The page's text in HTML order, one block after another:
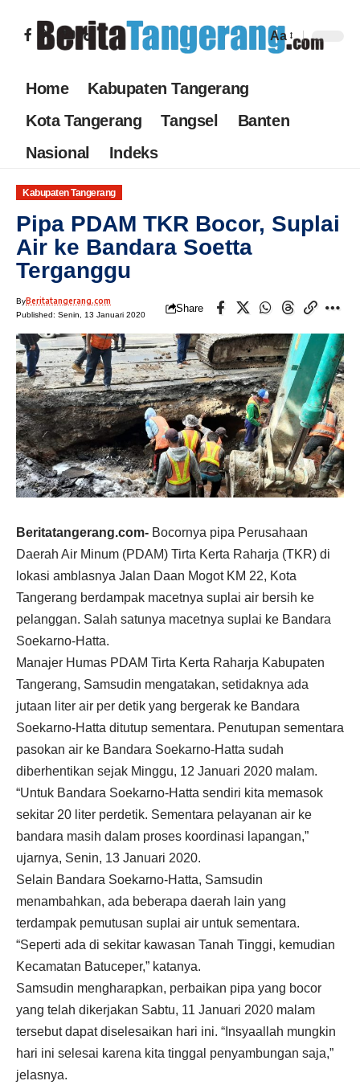
Aa
Home
Kabupaten Tangerang
Kota Tangerang
Tangsel
Banten
Nasional
Indeks
Kabupaten Tangerang
Pipa PDAM TKR Bocor, Suplai
Air ke Bandara Soetta
Terganggu
ByBeritatangerang.com
Published: Senin, 13 Januari 2020
Share
Beritatangerang.com- Bocornya pipa Perusahaan
Daerah Air Minum (PDAM) Tirta Kerta Raharja (TKR) di
lokasi amblasnya Jalan Daan Mogot KM 22, Kota
Tangerang berdampak macetnya suplai air bersih ke
pelanggan. Salah satunya macetnya suplai ke Bandara
Soekarno-Hatta.
Manajer Humas PDAM Tirta Kerta Raharja Kabupaten
Tangerang, Samsudin mengatakan, setidaknya ada
jutaan liter air per detik yang bergerak ke Bandara
Soekarno-Hatta ditutup sementara. Penutupan sementara
pasokan air ke Bandara Soekarno-Hatta sudah
diberhentikan sejak Minggu, 12 Januari 2020 malam.
“Untuk Bandara Soekarno-Hatta sendiri kita memasok
sekitar 20 liter perdetik. Sementara pelayanan air ke
bandara masih dalam proses koordinasi lapangan,”
ujarnya, Senin, 13 Januari 2020.
Selain Bandara Soekarno-Hatta, Samsudin
menambahkan, ada beberapa daerah lain yang
terdampak pemutusan suplai air untuk sementara.
“Seperti ada di sekitar kawasan Tanah Tinggi, kemudian
Kecamatan Batuceper,” katanya.
Samsudin mengharapkan, perbaikan pipa yang bocor
yang telah dikerjakan Sabtu, 11 Januari 2020 malam
tersebut dapat diselesaikan hari ini. “Insyaallah mungkin
hari ini selesai karena kita tinggal penyambungan saja,”
jelasnya.